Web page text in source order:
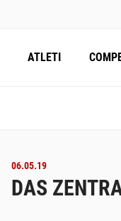
ATLETI
06.05.19
DAS